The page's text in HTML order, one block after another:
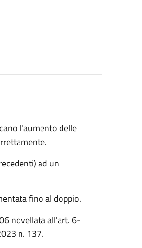
l'aumento delle
ad un
fino al doppio.
novellata all'art. 6-
n. 137.